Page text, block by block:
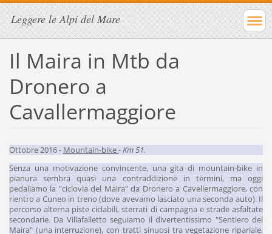
Leggere le Alpi del Mare
Il Maira in Mtb da
Dronero a
Cavallermaggiore
Ottobre 2016 - Mountain-bike-Km 51.
Senza una motivazione convincente, una gita di mountain-bike in
pianura sembra quasi una contraddizione in termini, ma oggi
pedaliamo la "ciclovia del Maira" da Dronero a Cavellermaggiore, con
rientro a Cuneo in treno (dove avevamo lasciato una seconda auto). Il
percorso alterna piste ciclabili, sterrati di campagna e strade asfaltate
secondarie. Da Villafalletto seguiamo il divertentissimo "Sentiero del
Maira" (una interruzione), con tratti sinuosi tra vegetazione ripariale,